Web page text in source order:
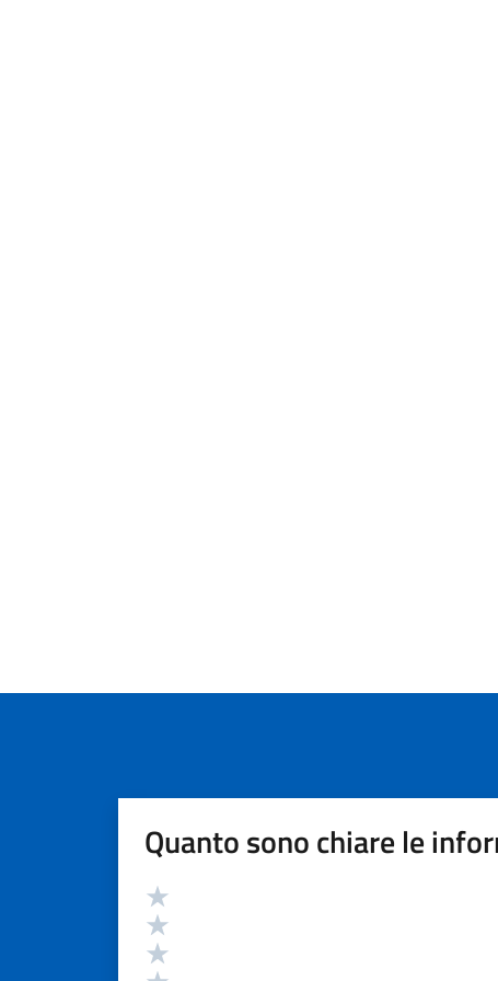
Quanto sono chiare le
Valutazione